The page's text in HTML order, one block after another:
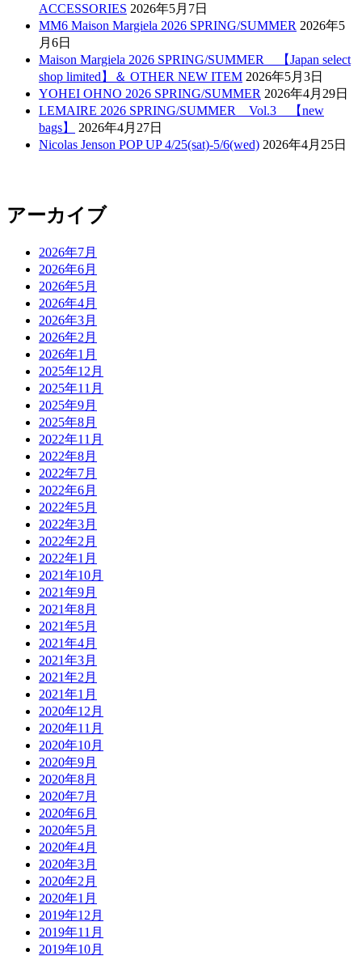
ACCESSORIES 2026年5月7日
MM6 Maison Margiela 2026 SPRING/SUMMER 2026年5
月6日
Maison Margiela 2026 SPRING/SUMMER 【Japan select
shop limited】＆ OTHER NEW ITEM 2026年5月3日
YOHEI OHNO 2026 SPRING/SUMMER 2026年4月29日
LEMAIRE 2026 SPRING/SUMMER Vol.3 【new
bags】
2026年4月27日
Nicolas Jenson POP UP 4/25(sat)-5/6(wed) 2026年4月25日
アーカイブ
2026年7月
2026年6月
2026年5月
2026年4月
2026年3月
2026年2月
2026年1月
2025年12月
2025年11月
2025年9月
2025年8月
2022年11月
2022年8月
2022年7月
2022年6月
2022年5月
2022年3月
2022年2月
2022年1月
2021年10月
2021年9月
2021年8月
2021年5月
2021年4月
2021年3月
2021年2月
2021年1月
2020年12月
2020年11月
2020年10月
2020年9月
2020年8月
2020年7月
2020年6月
2020年5月
2020年4月
2020年3月
2020年2月
2020年1月
2019年12月
2019年11月
2019年10月